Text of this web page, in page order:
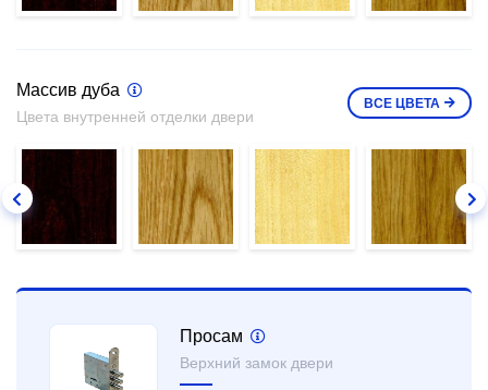
Массив дуба
Цвета внутренней отделки двери
ВСЕ ЦВЕТА
Просам
Верхний замок двери